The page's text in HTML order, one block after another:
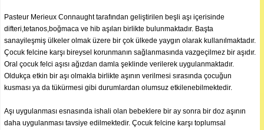
Pasteur Merieux Connaught tarafından geliştirilen beşli aşı içerisinde
difteri,tetanos,boğmaca ve hib aşıları birlikte bulunmaktadır. Başta
sanayileşmiş ülkeler olmak üzere bir çok ülkede yaygın olarak kullanılmaktadır.
Çocuk felcine karşı bireysel korunmanın sağlanmasında vazgeçilmez bir aşıdır.
Oral çocuk felci aşısı ağızdan damla şeklinde verilerek uygulanmaktadır.
Oldukça etkin bir aşı olmakla birlikte aşının verilmesi sırasında çocuğun
kusması ya da tükürmesi gibi durumlardan olumsuz etkilenebilmektedir.
Aşı uygulanması esnasında ishali olan bebeklere bir ay sonra bir doz aşının
daha uygulanması tavsiye edilmektedir. Çocuk felcine karşı toplumsal